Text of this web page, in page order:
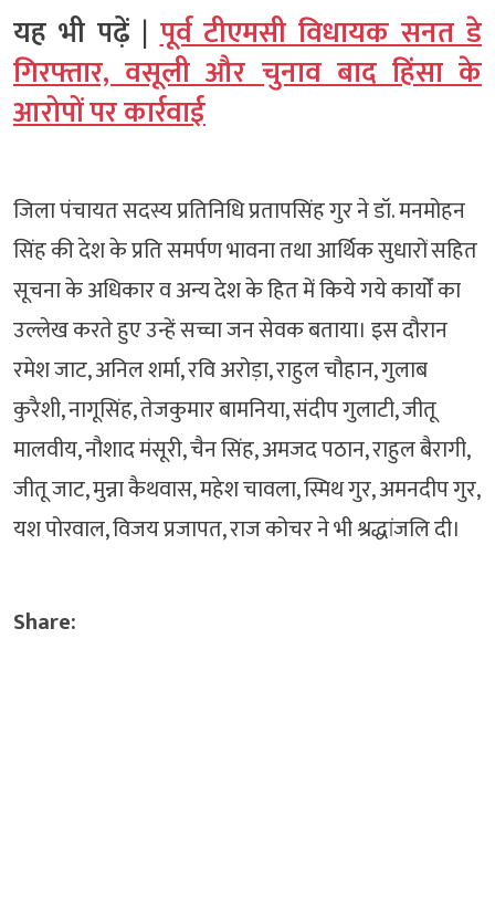
यह भी पढ़ें |पूर्व टीएमसी विधायक सनत डे
गिरफ्तार, वसूली और चुनाव बाद हिंसा के
आरोपों पर कार्रवाई
जिला पंचायत सदस्य प्रतिनिधि प्रतापसिंह गुर ने डॉ. मनमोहन
सिंह की देश के प्रति समर्पण भावना तथा आर्थिक सुधारों सहित
सूचना के अधिकार व अन्य देश के हित में किये गये कायोँ का
उल्लेख करते हुए उन्हें सच्चा जन सेवक बताया। इस दौरान
रमेश जाट, अनिल शर्मा, रवि अरोड़ा, राहुल चौहान, गुलाब
कुरैशी, नागूसिंह, तेजकुमार बामनिया, संदीप गुलाटी, जीतू
मालवीय, नौशाद मंसूरी, चैन सिंह, अमजद पठान, राहुल बैरागी,
जीतू जाट, मुन्ना कैथवास, महेश चावला, स्मिथ गुर, अमनदीप गुर,
यश पोरवाल, विजय प्रजापत, राज कोचर ने भी श्रद्धांजलि दी।
Share: